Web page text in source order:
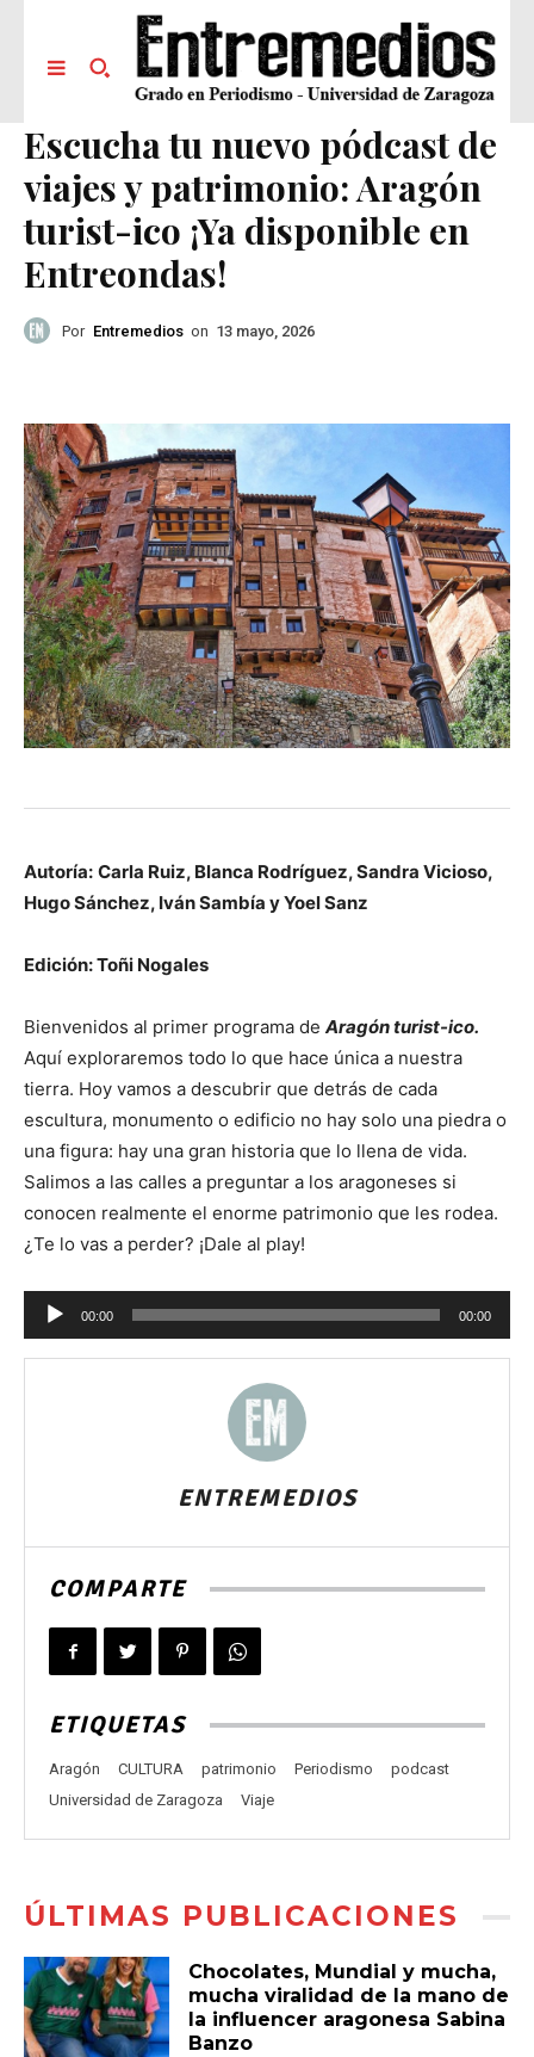
Escucha tu nuevo pódcast de
viajes y patrimonio: Aragón
turist-ico ¡Ya disponible en
Entreondas!
Por Entremedios on 13 mayo, 2026
Autoría: Carla Ruiz, Blanca Rodríguez, Sandra Vicioso,
Hugo Sánchez, Iván Sambía y Yoel Sanz
Edición: Toñi Nogales
Bienvenidos al primer programa de Aragón turist-ico.
Aquí exploraremos todo lo que hace única a nuestra
tierra. Hoy vamos a descubrir que detrás de cada
escultura, monumento o edificio no hay solo una piedra o
una figura: hay una gran historia que lo llena de vida.
Salimos a las calles a preguntar a los aragoneses si
conocen realmente el enorme patrimonio que les rodea.
¿Te lo vas a perder? ¡Dale al play!
Reproductor
de
00:00 00:00
ENTREMEDIOS
COMPARTE
ETIQUETAS
Aragón CULTURA patrimonio Periodismo
podcast
Universidad de Zaragoza
Viaje
ÚLTIMAS PUBLICACIONES
Chocolates, Mundial y mucha,
mucha viralidad de la mano de
la influencer aragonesa Sabina
Banzo